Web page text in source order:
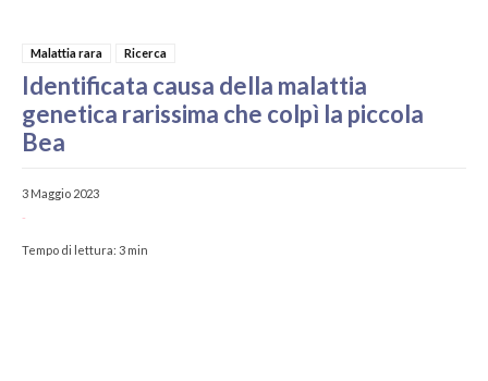
Malattia rara Ricerca
Identificata causa della malattia
genetica rarissima che colpì la piccola
Bea
3 Maggio 2023
-
Tempo di lettura: 3 min